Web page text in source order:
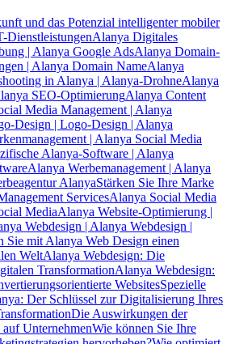
und das Potenzial intelligenter mobiler
DienstleistungenAlanya Digitales
| Alanya Google AdsAlanya Domain-
| Alanya Domain NameAlanya
in Alanya | Alanya-DrohneAlanya
SEO-OptimierungAlanya Content
Media Management | Alanya
Design | Logo-Design | Alanya
| Alanya Social Media
Alanya-Software | Alanya
Alanya Werbemanagement | Alanya
AlanyaStärken Sie Ihre Marke
ServicesAlanya Social Media
MediaAlanya Website-Optimierung |
Webdesign | Alanya Webdesign |
Sie mit Alanya Web Design einen
WeltAlanya Webdesign: Die
TransformationAlanya Webdesign:
WebsitesSpezielle
Der Schlüssel zur Digitalisierung Ihres
Die Auswirkungen der
UnternehmenWie können Sie Ihre